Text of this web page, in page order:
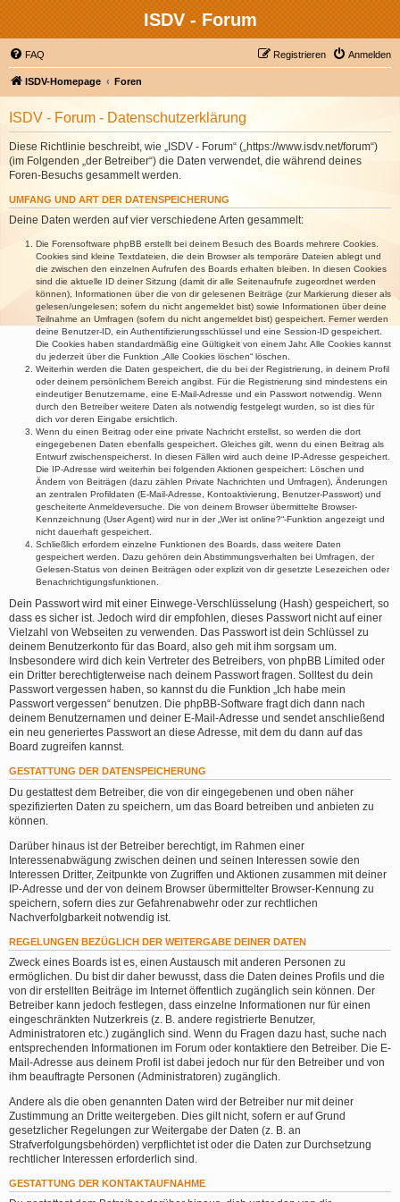
ISDV - Forum
FAQ Anmelden
Registrieren
ISDV-Homepage Foren
ISDV - Forum - Datenschutzerklärung
Diese Richtlinie beschreibt, wie „ISDV - Forum“ („https://www.isdv.net/forum“)
(im Folgenden „der Betreiber“) die Daten verwendet, die während deines
Foren-Besuchs gesammelt werden.
UMFANG UND ART DER DATENSPEICHERUNG
Deine Daten werden auf vier verschiedene Arten gesammelt:
Die Forensoftware phpBB erstellt bei deinem Besuch des Boards mehrere Cookies.
Cookies sind kleine Textdateien, die dein Browser als temporäre Dateien ablegt und
die zwischen den einzelnen Aufrufen des Boards erhalten bleiben. In diesen Cookies
sind die aktuelle ID deiner Sitzung (damit dir alle Seitenaufrufe zugeordnet werden
können), Informationen über die von dir gelesenen Beiträge (zur Markierung dieser als
gelesen/ungelesen; sofern du nicht angemeldet bist) sowie Informationen über deine
Teilnahme an Umfragen (sofern du nicht angemeldet bist) gespeichert. Ferner werden
deine Benutzer-ID, ein Authentifizierungsschlüssel und eine Session-ID gespeichert.
Die Cookies haben standardmäßig eine Gültigkeit von einem Jahr. Alle Cookies kannst
du jederzeit über die Funktion „Alle Cookies löschen“ löschen.
Weiterhin werden die Daten gespeichert, die du bei der Registrierung, in deinem Profil
oder deinem persönlichem Bereich angibst. Für die Registrierung sind mindestens ein
eindeutiger Benutzername, eine E-Mail-Adresse und ein Passwort notwendig. Wenn
durch den Betreiber weitere Daten als notwendig festgelegt wurden, so ist dies für
dich vor deren Eingabe ersichtlich.
Wenn du einen Beitrag oder eine private Nachricht erstellst, so werden die dort
eingegebenen Daten ebenfalls gespeichert. Gleiches gilt, wenn du einen Beitrag als
Entwurf zwischenspeicherst. In diesen Fällen wird auch deine IP-Adresse gespeichert.
Die IP-Adresse wird weiterhin bei folgenden Aktionen gespeichert: Löschen und
Ändern von Beiträgen (dazu zählen Private Nachrichten und Umfragen), Änderungen
an zentralen Profildaten (E-Mail-Adresse, Kontoaktivierung, Benutzer-Passwort) und
gescheiterte Anmeldeversuche. Die von deinem Browser übermittelte Browser-
Kennzeichnung (User Agent) wird nur in der „Wer ist online?“-Funktion angezeigt und
nicht dauerhaft gespeichert.
Schließlich erfordern einzelne Funktionen des Boards, dass weitere Daten
gespeichert werden. Dazu gehören dein Abstimmungsverhalten bei Umfragen, der
Gelesen-Status von deinen Beiträgen oder explizit von dir gesetzte Lesezeichen oder
Benachrichtigungsfunktionen.
Dein Passwort wird mit einer Einwege-Verschlüsselung (Hash) gespeichert, so
dass es sicher ist. Jedoch wird dir empfohlen, dieses Passwort nicht auf einer
Vielzahl von Webseiten zu verwenden. Das Passwort ist dein Schlüssel zu
deinem Benutzerkonto für das Board, also geh mit ihm sorgsam um.
Insbesondere wird dich kein Vertreter des Betreibers, von phpBB Limited oder
ein Dritter berechtigterweise nach deinem Passwort fragen. Solltest du dein
Passwort vergessen haben, so kannst du die Funktion „Ich habe mein
Passwort vergessen“ benutzen. Die phpBB-Software fragt dich dann nach
deinem Benutzernamen und deiner E-Mail-Adresse und sendet anschließend
ein neu generiertes Passwort an diese Adresse, mit dem du dann auf das
Board zugreifen kannst.
GESTATTUNG DER DATENSPEICHERUNG
Du gestattest dem Betreiber, die von dir eingegebenen und oben näher
spezifizierten Daten zu speichern, um das Board betreiben und anbieten zu
können.
Darüber hinaus ist der Betreiber berechtigt, im Rahmen einer
Interessenabwägung zwischen deinen und seinen Interessen sowie den
Interessen Dritter, Zeitpunkte von Zugriffen und Aktionen zusammen mit deiner
IP-Adresse und der von deinem Browser übermittelter Browser-Kennung zu
speichern, sofern dies zur Gefahrenabwehr oder zur rechtlichen
Nachverfolgbarkeit notwendig ist.
REGELUNGEN BEZÜGLICH DER WEITERGABE DEINER DATEN
Zweck eines Boards ist es, einen Austausch mit anderen Personen zu
ermöglichen. Du bist dir daher bewusst, dass die Daten deines Profils und die
von dir erstellten Beiträge im Internet öffentlich zugänglich sein können. Der
Betreiber kann jedoch festlegen, dass einzelne Informationen nur für einen
eingeschränkten Nutzerkreis (z. B. andere registrierte Benutzer,
Administratoren etc.) zugänglich sind. Wenn du Fragen dazu hast, suche nach
entsprechenden Informationen im Forum oder kontaktiere den Betreiber. Die E-
Mail-Adresse aus deinem Profil ist dabei jedoch nur für den Betreiber und von
ihm beauftragte Personen (Administratoren) zugänglich.
Andere als die oben genannten Daten wird der Betreiber nur mit deiner
Zustimmung an Dritte weitergeben. Dies gilt nicht, sofern er auf Grund
gesetzlicher Regelungen zur Weitergabe der Daten (z. B. an
Strafverfolgungsbehörden) verpflichtet ist oder die Daten zur Durchsetzung
rechtlicher Interessen erforderlich sind.
GESTATTUNG DER KONTAKTAUFNAHME